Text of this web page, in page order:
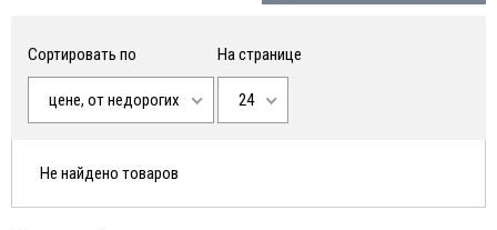
Сортировать по
цене, от недорогих
На странице
24
Не найдено товаров